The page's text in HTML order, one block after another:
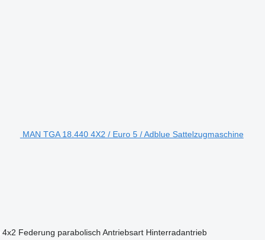
MAN TGA 18.440 4X2 / Euro 5 / Adblue Sattelzugmaschine
4x2 Federung parabolisch Antriebsart Hinterradantrieb